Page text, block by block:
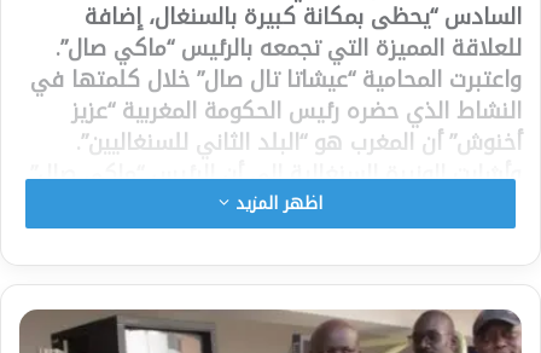
السادس “يحظى بمكانة كبيرة بالسنغال، إضافة
للعلاقة المميزة التي تجمعه بالرئيس “ماكي صال”.
واعتبرت المحامية “عيشاتا تال صال” خلال كلمتها في
النشاط الذي حضره رئيس الحكومة المغربية “عزيز
أخنوش” أن المغرب هو “البلد الثاني للسنغاليين”.
وأشارت الوزيرة السنغالية إلى أن الرئيس “ماكي صال”
“يؤمن بالمرأة ويدعمها”، مشيرة إلى أنها أول امرأة
تتولى منصب وزيرة للخارجية في السنغال.
وأكدت “تال صال” على ضرورة الدفاع عن حقوق المرأة،
والابتعاد عن الصور النمطية والأحكام الجاهزة،
مستحضرة ريادة عدد من النساء في التاريخ الإسلامي.
اظهر المزيد